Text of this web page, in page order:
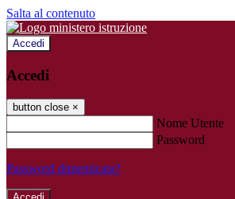
Salta al contenuto
Accedi
Accedi
button close ×
Nome Utente
Password
Password dimenticata?